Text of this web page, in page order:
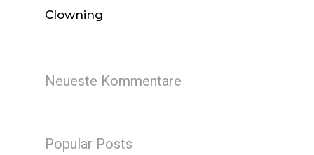
Clowning
Neueste Kommentare
Popular Posts